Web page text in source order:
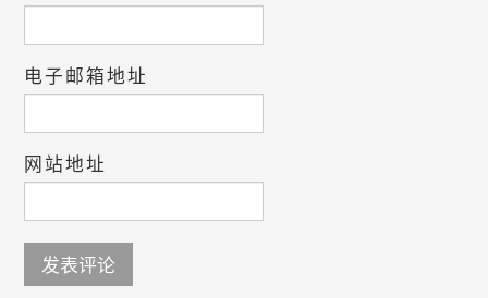
电子邮箱地址
网站地址